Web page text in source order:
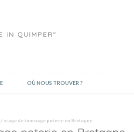
IN QUIMPER"
OÙ NOUS TROUVER ?
/ stage de tournage poterie en Bretagne